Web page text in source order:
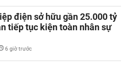
điện sở hữu gần 25.000 tỷ
tiếp tục kiện toàn nhân sự
6 giờ trước